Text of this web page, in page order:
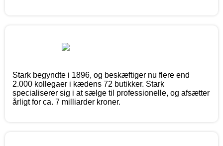
Stark begyndte i 1896, og beskæftiger nu flere end
2.000 kollegaer i kædens 72 butikker. Stark
specialiserer sig i at sælge til professionelle, og afsætter
årligt for ca. 7 milliarder kroner.